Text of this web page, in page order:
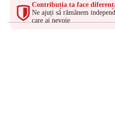
Contribuția ta face
Ne ajuți să rămânem
care ai nevoie